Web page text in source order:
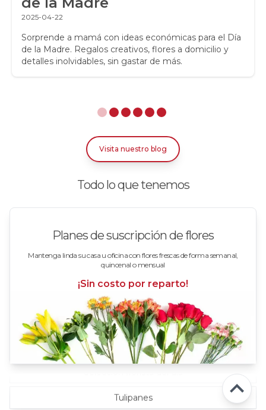
2025-04-22
Sorprende a mamá con ideas económicas para el Día
de la Madre. Regalos creativos, flores a domicilio y
detalles inolvidables, sin gastar de más.
Visita nuestro blog
Todo lo que tenemos
Planes de suscripción de flores
Mantenga linda su casa u oficina con flores frescas de forma semanal,
quincenal o mensual
¡Sin costo por reparto!
Regalos para niños
Rosas
Rosas Amarillas
Rosas Azules
Rosas Bicolor Blancas-Rojas
Rosas Blancas
Rosas Damasco
Rosas en floreros
Rosas Fucsia
Rosas Rojas
Rosas Rosadas
Tulipanes